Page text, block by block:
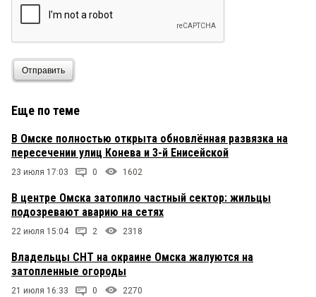
Отправить
Еще по теме
В Омске полностью открыта обновлённая развязка на
пересечении улиц Конева и 3-й Енисейской
23 июля 17:03 0 1602
В центре Омска затопило частный сектор: жильцы
подозревают аварию на сетях
22 июля 15:04 2 2318
Владельцы СНТ на окраине Омска жалуются на
затопленные огороды
21 июля 16:33 0 2270